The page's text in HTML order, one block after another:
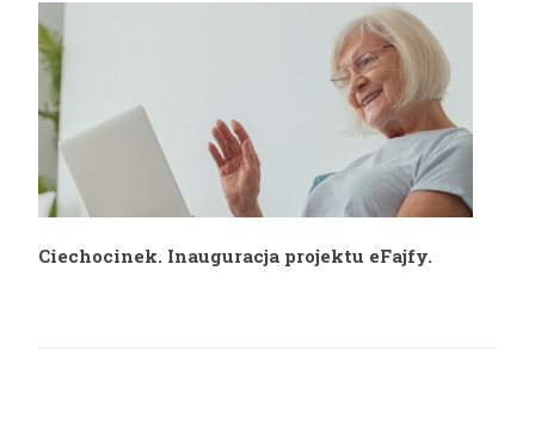
Ciechocinek. Inauguracja projektu eFajfy.